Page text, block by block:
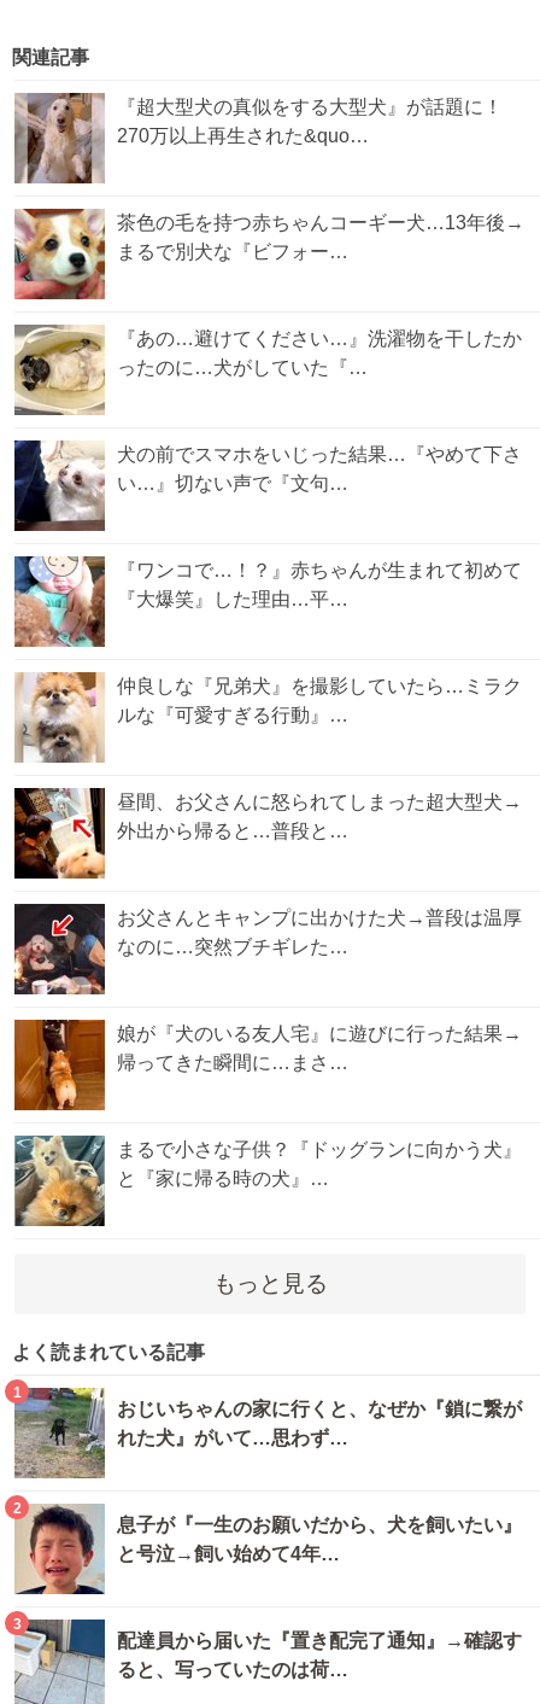
関連記事
『超大型犬の真似をする大型犬』が話題に！
270万以上再生された&quo…
茶色の毛を持つ赤ちゃんコーギー犬…13年後→
まるで別犬な『ビフォー…
『あの…避けてください…』洗濯物を干したか
ったのに…犬がしていた『…
犬の前でスマホをいじった結果…『やめて下さ
い…』切ない声で『文句…
『ワンコで…！？』赤ちゃんが生まれて初めて
『大爆笑』した理由…平…
仲良しな『兄弟犬』を撮影していたら…ミラク
ルな『可愛すぎる行動』…
昼間、お父さんに怒られてしまった超大型犬→
外出から帰ると…普段と…
お父さんとキャンプに出かけた犬→普段は温厚
なのに…突然ブチギレた…
娘が『犬のいる友人宅』に遊びに行った結果→
帰ってきた瞬間に…まさ…
まるで小さな子供？『ドッグランに向かう犬』
と『家に帰る時の犬』…
もっと見る
よく読まれている記事
1
おじいちゃんの家に行くと、なぜか『鎖に繋が
れた犬』がいて…思わず…
2
息子が『一生のお願いだから、犬を飼いたい』
と号泣→飼い始めて4年…
3
配達員から届いた『置き配完了通知』→確認す
ると、写っていたのは荷…